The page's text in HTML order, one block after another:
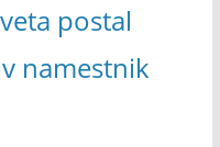
postal
namestnik